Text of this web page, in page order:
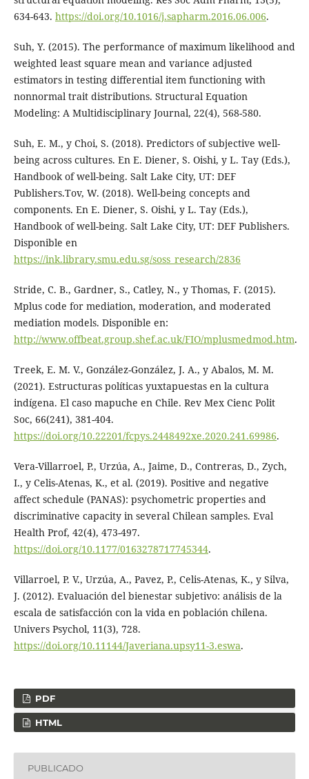
634-643. https://doi.org/10.1016/j.sapharm.2016.06.006.
Suh, Y. (2015). The performance of maximum likelihood and
weighted least square mean and variance adjusted
estimators in testing differential item functioning with
nonnormal trait distributions. Structural Equation
Modeling: A Multidisciplinary Journal, 22(4), 568-580.
Suh, E. M., y Choi, S. (2018). Predictors of subjective well-
being across cultures. En E. Diener, S. Oishi, y L. Tay (Eds.),
Handbook of well-being. Salt Lake City, UT: DEF
Publishers.Tov, W. (2018). Well-being concepts and
components. En E. Diener, S. Oishi, y L. Tay (Eds.),
Handbook of well-being. Salt Lake City, UT: DEF Publishers.
Disponible en
https://ink.library.smu.edu.sg/soss_research/2836
Stride, C. B., Gardner, S., Catley, N., y Thomas, F. (2015).
Mplus code for mediation, moderation, and moderated
mediation models. Disponible en:
http://www.offbeat.group.shef.ac.uk/FIO/mplusmedmod.htm.
Treek, E. M. V., González-González, J. A., y Abalos, M. M.
(2021). Estructuras políticas yuxtapuestas en la cultura
indígena. El caso mapuche en Chile. Rev Mex Cienc Polit
Soc, 66(241), 381-404.
https://doi.org/10.22201/fcpys.2448492xe.2020.241.69986.
Vera-Villarroel, P., Urzúa, A., Jaime, D., Contreras, D., Zych,
I., y Celis-Atenas, K., et al. (2019). Positive and negative
affect schedule (PANAS): psychometric properties and
discriminative capacity in several Chilean samples. Eval
Health Prof, 42(4), 473-497.
https://doi.org/10.1177/0163278717745344.
Villarroel, P. V., Urzúa, A., Pavez, P., Celis-Atenas, K., y Silva,
J. (2012). Evaluación del bienestar subjetivo: análisis de la
escala de satisfacción con la vida en población chilena.
Univers Psychol, 11(3), 728.
https://doi.org/10.11144/Javeriana.upsy11-3.eswa.
PDF
HTML
PUBLICADO